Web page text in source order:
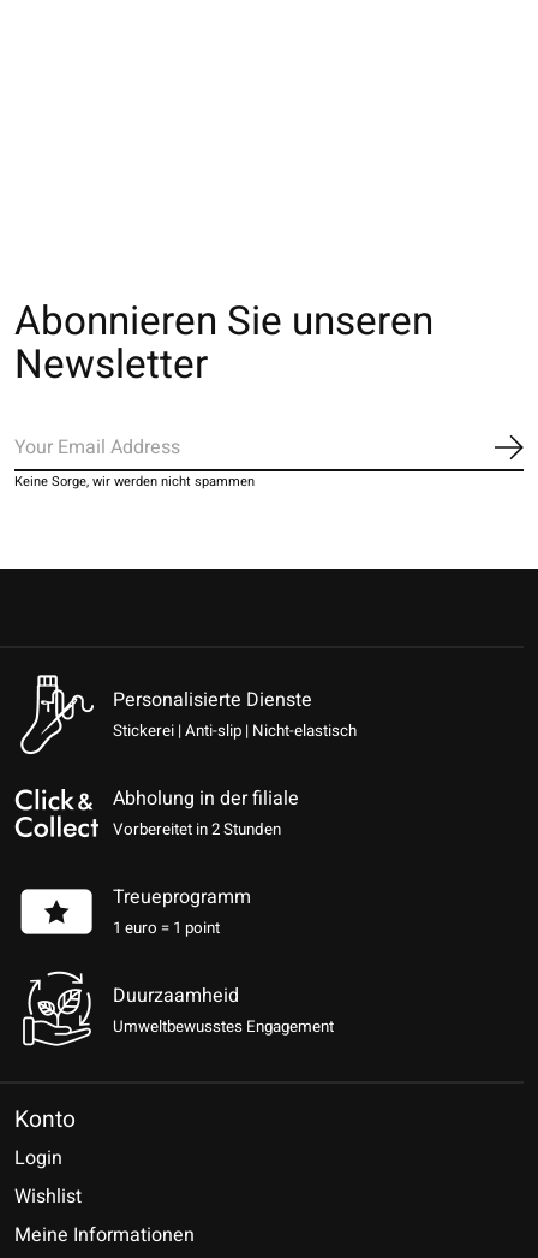
Abonnieren Sie unseren
Newsletter
Keine Sorge, wir werden nicht spammen
Personalisierte Dienste
Stickerei | Anti-slip | Nicht-elastisch
Abholung in der filiale
Vorbereitet in 2 Stunden
Treueprogramm
1 euro = 1 point
Duurzaamheid
Umweltbewusstes Engagement
Konto
Login
Wishlist
Meine Informationen